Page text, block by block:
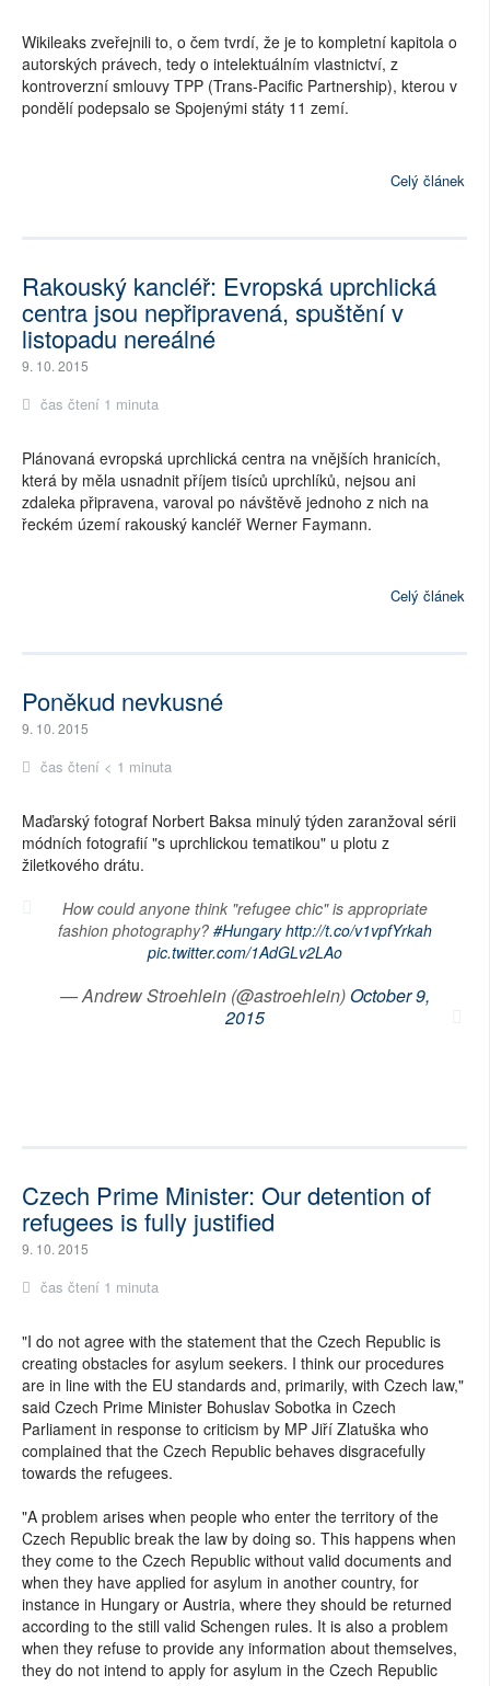
Wikileaks zveřejnili to, o čem tvrdí, že je to kompletní kapitola o
autorských právech, tedy o intelektuálním vlastnictví, z
kontroverzní smlouvy TPP (Trans-Pacific Partnership), kterou v
pondělí podepsalo se Spojenými státy 11 zemí.
Celý článek
Rakouský kancléř: Evropská uprchlická
centra jsou nepřipravená, spuštění v
listopadu nereálné
9. 10. 2015
čas čtení 1 minuta
Plánovaná evropská uprchlická centra na vnějších hranicích,
která by měla usnadnit příjem tisíců uprchlíků, nejsou ani
zdaleka připravena, varoval po návštěvě jednoho z nich na
řeckém území rakouský kancléř Werner Faymann.
Celý článek
Poněkud nevkusné
9. 10. 2015
čas čtení < 1 minuta
Maďarský fotograf Norbert Baksa minulý týden zaranžoval sérii
módních fotografií "s uprchlickou tematikou" u plotu z
žiletkového drátu.
How could anyone think "refugee chic" is appropriate
fashion photography? #Hungary http://t.co/v1vpfYrkah
pic.twitter.com/1AdGLv2LAo
— Andrew Stroehlein (@astroehlein)October 9,
2015
Czech Prime Minister: Our detention of
refugees is fully justified
9. 10. 2015
čas čtení 1 minuta
"I do not agree with the statement that the Czech Republic is
creating obstacles for asylum seekers. I think our procedures
are in line with the EU standards and, primarily, with Czech law,"
said Czech Prime Minister Bohuslav Sobotka in Czech
Parliament in response to criticism by MP Jiří Zlatuška who
complained that the Czech Republic behaves disgracefully
towards the refugees.
"A problem arises when people who enter the territory of the
Czech Republic break the law by doing so. This happens when
they come to the Czech Republic without valid documents and
when they have applied for asylum in another country, for
instance in Hungary or Austria, where they should be returned
according to the still valid Schengen rules. It is also a problem
when they refuse to provide any information about themselves,
they do not intend to apply for asylum in the Czech Republic